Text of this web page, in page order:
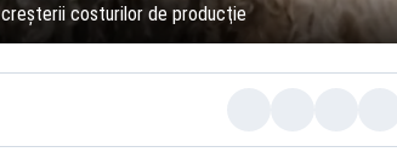
creşterii costurilor de producţie